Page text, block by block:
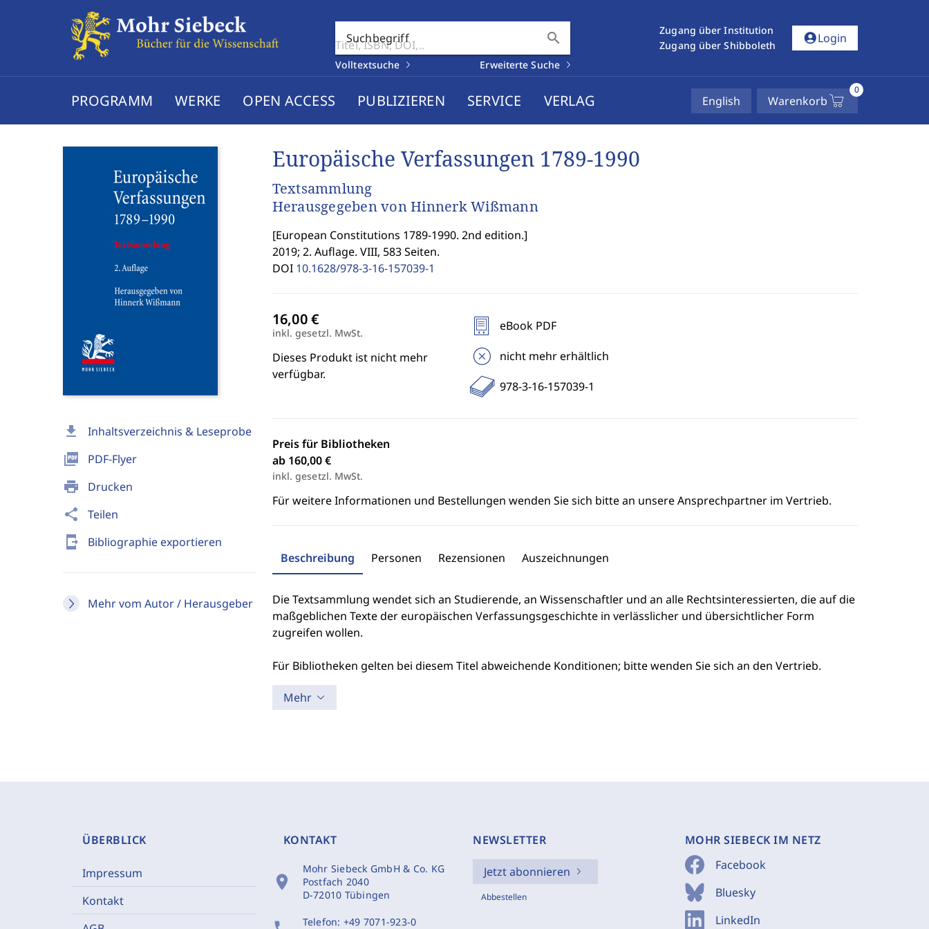
Suchbegriff search
Volltextsuche Erweiterte Suche
Zugang über Institution
Zugang über Shibboleth
account_circleLogin
PROGRAMM WERKE OPEN ACCESS PUBLIZIEREN SERVICE VERLAG English Warenkorb
0
download Inhaltsverzeichnis & Leseprobe
picture_as_pdf PDF-Flyer
print Drucken
share Teilen
send_to_mobile Bibliographie exportieren
Mehr vom Autor / Herausgeber
Europäische Verfassungen 1789-1990
Textsammlung
Herausgegeben von Hinnerk Wißmann
[European Constitutions 1789-1990. 2nd edition.]
2019; 2. Auflage. VIII, 583 Seiten.
DOI 10.1628/978-3-16-157039-1
inkl. gesetzl. MwSt.
Dieses Produkt ist nicht mehr
verfügbar.
eBook PDF
nicht mehr erhältlich
978-3-16-157039-1
Preis für Bibliotheken
ab 160,00 €
inkl. gesetzl. MwSt.
Für weitere Informationen und Bestellungen wenden Sie sich bitte an unsere Ansprechpartner im Vertrieb.
Beschreibung Personen Rezensionen Auszeichnungen
Die Textsammlung wendet sich an Studierende, an Wissenschaftler und an alle Rechtsinteressierten, die auf die
maßgeblichen Texte der europäischen Verfassungsgeschichte in verlässlicher und übersichtlicher Form
zugreifen wollen.
Für Bibliotheken gelten bei diesem Titel abweichende Konditionen; bitte wenden Sie sich an den Vertrieb.
Mehr
ÜBERBLICK
Impressum
Kontakt
KONTAKT
location_on
Mohr Siebeck GmbH & Co. KG
Postfach 2040
D-72010 Tübingen
Telefon: +49 7071-923-0
NEWSLETTER
Jetzt abonnieren
Abbestellen
MOHR SIEBECK IM NETZ
Facebook
Bluesky
LinkedIn